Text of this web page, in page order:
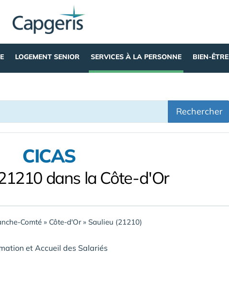
LOGEMENT SENIOR SERVICES À LA PERSONNE BIEN-ÊTRE
Rechercher
CICAS
dans la Côte-d'Or
Comté » Côte-d'Or» Saulieu (21210)
et Accueil des Salariés